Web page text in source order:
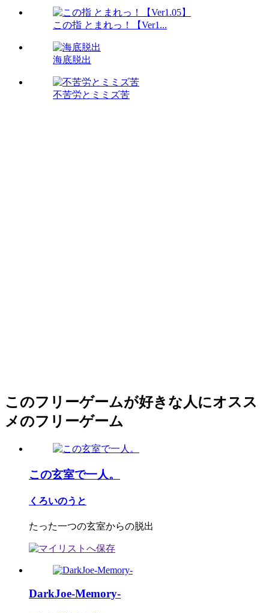
この指 とまれっ！【Ver1...
海底脱出
不苦労とミミズ苦
このフリーゲームが好きな人にオスス
メのフリーゲーム
この玄室で一人。
くろいのうと
たった一つの玄室からの脱出
DarkJoe-Memory-